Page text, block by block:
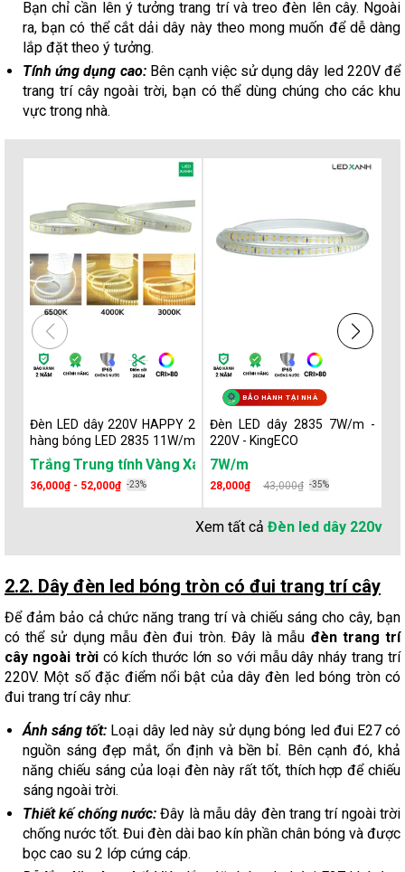
Bạn chỉ cần lên ý tưởng trang trí và treo đèn lên cây. Ngoài
ra, bạn có thể cắt dải dây này theo mong muốn để dễ dàng
lắp đặt theo ý tưởng.
Tính ứng dụng cao:Bên cạnh việc sử dụng dây led 220V để
trang trí cây ngoài trời, bạn có thể dùng chúng cho các khu
vực trong nhà.
Đèn LED dây 220V HAPPY 2
hàng bóng LED 2835 11W/m
- Maxben
Trắng Trung tínhVàng Xanh dương
36,000₫ - 52,000₫ -23%
BẢO HÀNH TẠI NHÀ
Đèn LED dây 2835 7W/m -
220V - KingECO
7W/m
28,000₫ 43,000₫ -35%
Xem tất cả Đèn led dây 220v
2.2. Dây đèn led bóng tròn có đui trang trí cây
Để đảm bảo cả chức năng trang trí và chiếu sáng cho cây, bạn
có thể sử dụng mẫu đèn đui tròn. Đây là mẫu đèn trang trí
cây ngoài trời có kích thước lớn so với mẫu dây nháy trang trí
220V. Một số đặc điểm nổi bật của dây đèn led bóng tròn có
đui trang trí cây như:
Ánh sáng tốt: Loại dây led này sử dụng bóng led đui E27 có
nguồn sáng đẹp mắt, ổn định và bền bỉ. Bên cạnh đó, khả
năng chiếu sáng của loại đèn này rất tốt, thích hợp để chiếu
sáng ngoài trời.
Thiết kế chống nước: Đây là mẫu dây đèn trang trí ngoài trời
chống nước tốt. Đui đèn dài bao kín phần chân bóng và được
bọc cao su 2 lớp cứng cáp.